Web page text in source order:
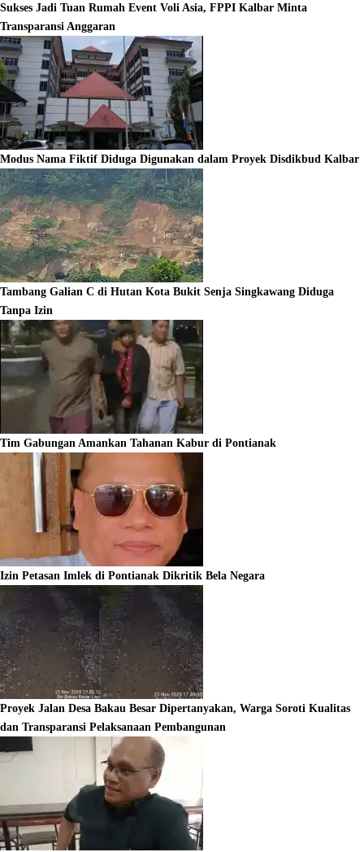
Sukses Jadi Tuan Rumah Event Voli Asia, FPPI Kalbar Minta
Transparansi Anggaran
Modus Nama Fiktif Diduga Digunakan dalam Proyek Disdikbud Kalbar
Tambang Galian C di Hutan Kota Bukit Senja Singkawang Diduga
Tanpa Izin
Tim Gabungan Amankan Tahanan Kabur di Pontianak
Izin Petasan Imlek di Pontianak Dikritik Bela Negara
Proyek Jalan Desa Bakau Besar Dipertanyakan, Warga Soroti Kualitas
dan Transparansi Pelaksanaan Pembangunan